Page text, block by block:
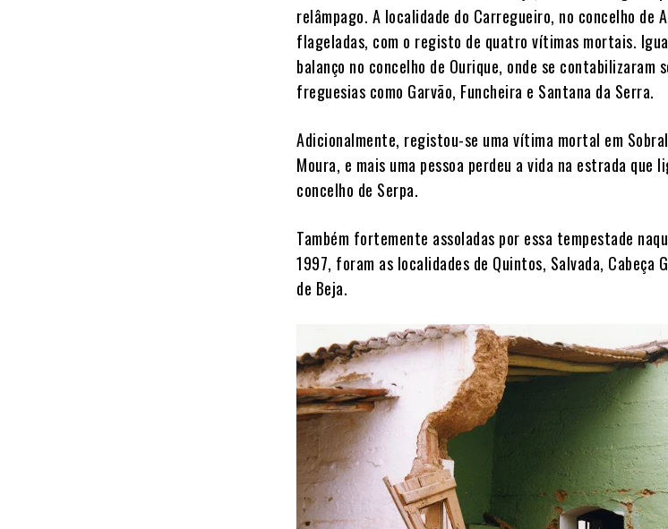
relâmpago. A localidade do Carregueiro, no concelho de
flageladas, com o registo de quatro vítimas mortais.
balanço no concelho de Ourique, onde se
freguesias como Garvão, Funcheira e Santana da Serra.
Adicionalmente, registou-se uma vítima mortal em
Moura, e mais uma pessoa perdeu a vida na estrada que
concelho de Serpa.
Também fortemente assoladas por essa tempestade
1997, foram as localidades de Quintos, Salvada, Cabeça
de Beja.